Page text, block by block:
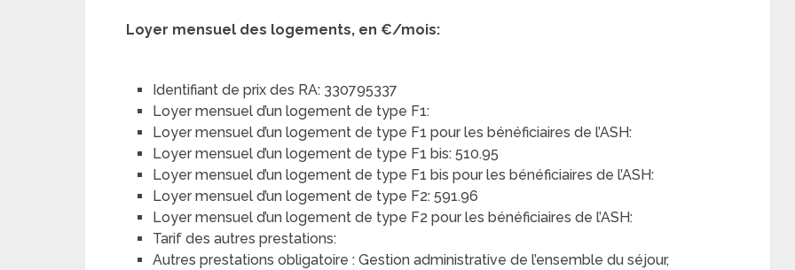
Loyer mensuel des logements, en €/mois:
Identifiant de prix des RA: 330795337
Loyer mensuel d’un logement de type F1:
Loyer mensuel d’un logement de type F1 pour les bénéficiaires de l’ASH:
Loyer mensuel d’un logement de type F1 bis: 510.95
Loyer mensuel d’un logement de type F1 bis pour les bénéficiaires de l’ASH:
Loyer mensuel d’un logement de type F2: 591.96
Loyer mensuel d’un logement de type F2 pour les bénéficiaires de l’ASH:
Tarif des autres prestations:
Autres prestations obligatoire : Gestion administrative de l’ensemble du séjour,